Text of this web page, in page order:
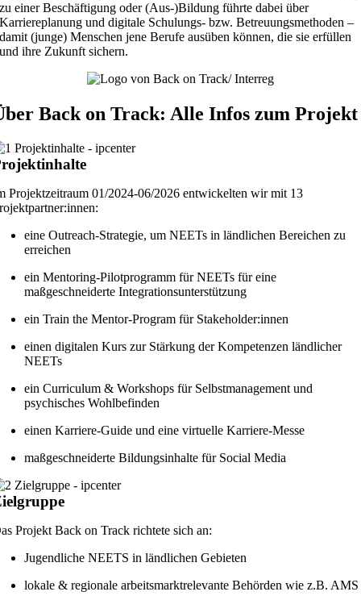
zu einer Beschäftigung oder (Aus-)Bildung führte dabei über
Karriereplanung und digitale Schulungs- bzw. Betreuungsmethoden –
damit (junge) Menschen jene Berufe ausüben können, die sie erfüllen
und ihre Zukunft sichern.
Back on Track: Alle Infos zum Projekt
Projektzeitraum 01/2024-06/2026 entwickelten wir mit 13
eine Outreach-Strategie, um NEETs in ländlichen Bereichen zu
erreichen
ein Mentoring-Pilotprogramm für NEETs für eine
maßgeschneiderte Integrationsunterstützung
ein Train the Mentor-Program für Stakeholder:innen
einen digitalen Kurs zur Stärkung der Kompetenzen ländlicher
NEETs
ein Curriculum & Workshops für Selbstmanagement und
psychisches Wohlbefinden
einen Karriere-Guide und eine virtuelle Karriere-Messe
maßgeschneiderte Bildungsinhalte für Social Media
Projekt Back on Track richtete sich an:
Jugendliche NEETS in ländlichen Gebieten
lokale & regionale arbeitsmarktrelevante Behörden wie z.B. AMS